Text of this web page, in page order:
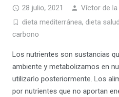
28 julio, 2021 Víctor de la
dieta mediterránea, dieta
carbono
Los nutrientes son sustancias
ambiente y metabolizamos en
utilizarlo posteriormente. Los
por nutrientes que no aportan